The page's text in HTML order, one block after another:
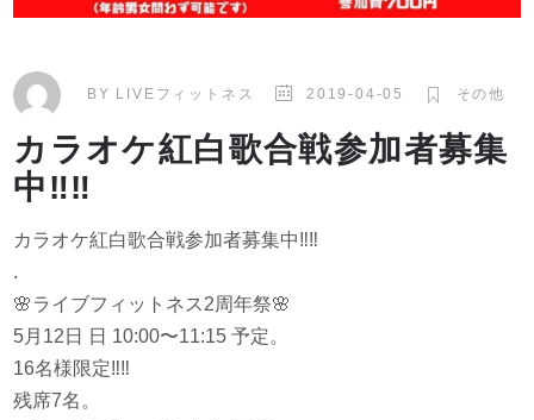
BY LIVEフィットネス 2019-04-05 その他
カラオケ紅白歌合戦参加者募集
中‼️‼️
カラオケ紅白歌合戦参加者募集中‼️‼️
.
🌸ライブフィットネス2周年祭🌸
5月12日 日 10:00〜11:15 予定。
16名様限定‼️‼️
残席7名。